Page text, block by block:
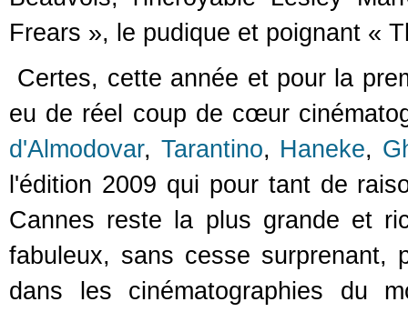
Frears », le pudique et poignant «
Certes, cette année et pour la
eu de réel coup de cœur
d'Almodovar, Tarantino, Haneke,
l'édition 2009 qui pour tant de
Cannes reste la plus grande et
fabuleux, sans cesse surprenant,
dans les cinématographies du